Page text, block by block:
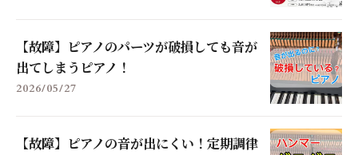
【故障】ピアノのパーツが破損しても音が
出てしまうピアノ！
2026/05/27
【故障】ピアノの音が出にくい！定期調律